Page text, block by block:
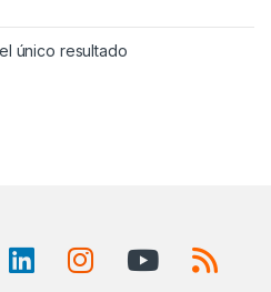
único resultado